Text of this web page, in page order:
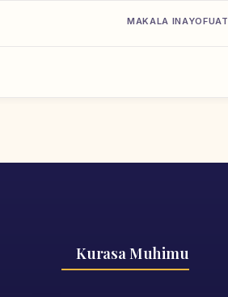
MAKALA
Kurasa Muhimu